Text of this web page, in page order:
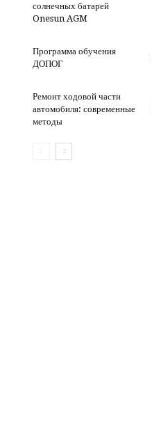
солнечных батарей
Onesun AGM
Программа обучения
ДОПОГ
Ремонт ходовой части
автомобиля: современные
методы